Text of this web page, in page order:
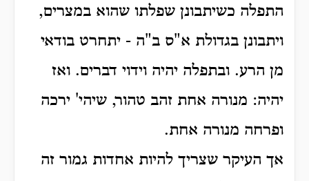
התפלה כשיתבונן שפלתו שהוא במצרים,
ויתבונן בגדולת א"ס ב"ה - יתחרט בודאי
מן הרע. ובתפלה יהיה וידוי דברים. ואז
יהיה: מנורה אחת זהב טהור, שיהי' ירכה
ופרחה מנורה אחת.
אך העיקר שצריך להיות אחדות גמור זה